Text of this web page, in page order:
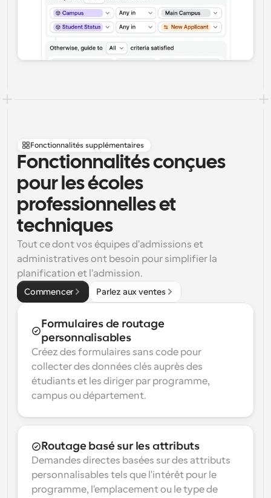
Fonctionnalités supplémentaires
Fonctionnalités conçues
pour les écoles
professionnelles et
techniques
Tout ce dont vos équipes d'admissions et
administratives ont besoin pour simplifier la
planification et l'admission.
Commencer Parlez aux ventes
Formulaires de routage
personnalisables
Créez des formulaires sans code pour
collecter des données clés auprès des
étudiants et les diriger par programme,
campus ou département.
Routage basé sur les attributs
Demandes directes basées sur des attributs
personnalisables tels que l'intérêt pour le
programme, l'emplacement ou le type de